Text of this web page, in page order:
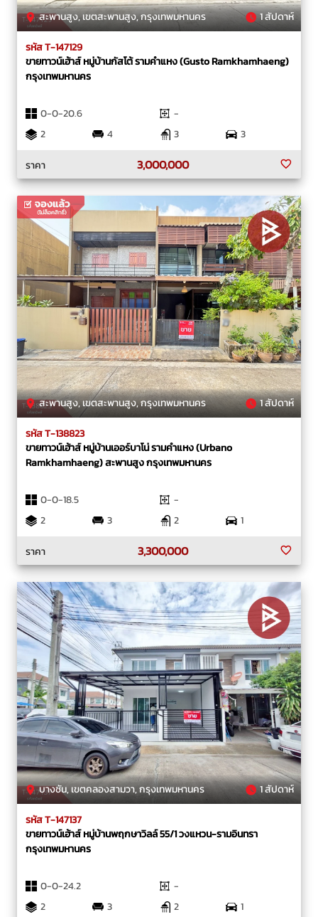
สะพานสูง, เขตสะพานสูง, กรุงเทพมหานคร 1 สัปดาห์
รหัส T-147129
ขายทาวน์เฮ้าส์ หมู่บ้านกัสโต้ รามคำแหง (Gusto Ramkhamhaeng)
กรุงเทพมหานคร
0-0-20.6
-
2
4 3
3
ราคา
3,000,000
สะพานสูง, เขตสะพานสูง, กรุงเทพมหานคร 1 สัปดาห์
รหัส T-138823
ขายทาวน์เฮ้าส์ หมู่บ้านเออร์บาโน่ รามคำแหง (Urbano
Ramkhamhaeng) สะพานสูง กรุงเทพมหานคร
0-0-18.5
-
2
3 2
1
ราคา
3,300,000
บางชัน, เขตคลองสามวา, กรุงเทพมหานคร 1 สัปดาห์
รหัส T-147137
ขายทาวน์เฮ้าส์ หมู่บ้านพฤกษาวิลล์ 55/1 วงแหวน-รามอินทรา
กรุงเทพมหานคร
0-0-24.2
-
2
3 2
1